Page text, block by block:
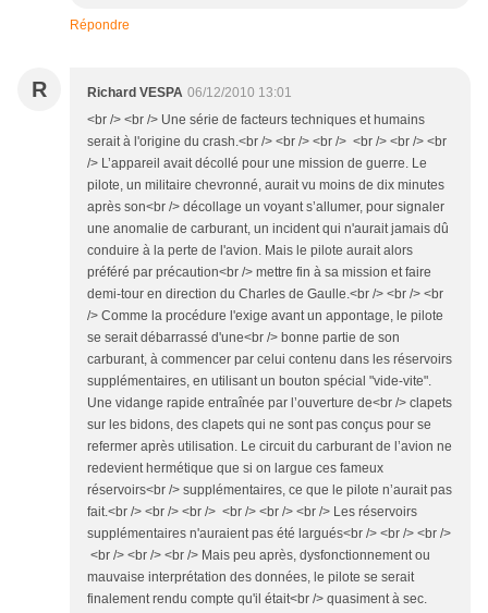
Répondre
R Richard VESPA 06/12/2010 13:01
<br /> <br /> Une série de facteurs techniques et humains
serait à l'origine du crash.<br /> <br /> <br /> <br /> <br /> <br
/> L’appareil avait décollé pour une mission de guerre. Le
pilote, un militaire chevronné, aurait vu moins de dix minutes
après son<br /> décollage un voyant s’allumer, pour signaler
une anomalie de carburant, un incident qui n'aurait jamais dû
conduire à la perte de l'avion. Mais le pilote aurait alors
préféré par précaution<br /> mettre fin à sa mission et faire
demi-tour en direction du Charles de Gaulle.<br /> <br /> <br
/> Comme la procédure l'exige avant un appontage, le pilote
se serait débarrassé d'une<br /> bonne partie de son
carburant, à commencer par celui contenu dans les réservoirs
supplémentaires, en utilisant un bouton spécial "vide-vite".
Une vidange rapide entraînée par l’ouverture de<br /> clapets
sur les bidons, des clapets qui ne sont pas conçus pour se
refermer après utilisation. Le circuit du carburant de l’avion ne
redevient hermétique que si on largue ces fameux
réservoirs<br /> supplémentaires, ce que le pilote n’aurait pas
fait.<br /> <br /> <br /> <br /> <br /> <br /> Les réservoirs
supplémentaires n'auraient pas été largués<br /> <br /> <br />
<br /> <br /> <br /> Mais peu après, dysfonctionnement ou
mauvaise interprétation des données, le pilote se serait
finalement rendu compte qu'il était<br /> quasiment à sec.